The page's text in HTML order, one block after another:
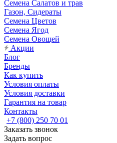
Семена Салатов и трав
Газон, Сидераты
Семена Цветов
Семена Ягод
Семена Овощей
Акции
Блог
Бренды
Как купить
Условия оплаты
Условия доставки
Гарантия на товар
Контакты
+7 (800) 250 70 01
Заказать звонок
Задать вопрос